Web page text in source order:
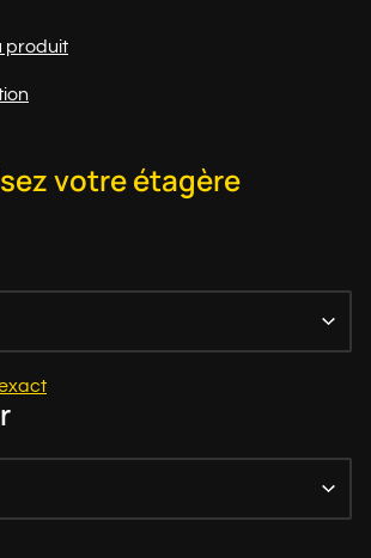
produit
votre étagère